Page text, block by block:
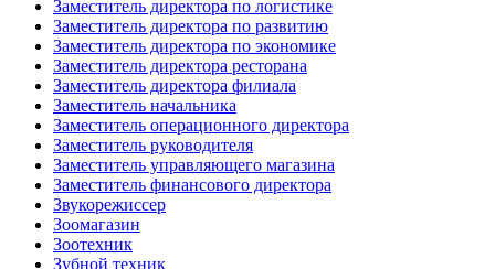
Заместитель директора по логистике
Заместитель директора по развитию
Заместитель директора по экономике
Заместитель директора ресторана
Заместитель директора филиала
Заместитель начальника
Заместитель операционного директора
Заместитель руководителя
Заместитель управляющего магазина
Заместитель финансового директора
Звукорежиссер
Зоомагазин
Зоотехник
Зубной техник